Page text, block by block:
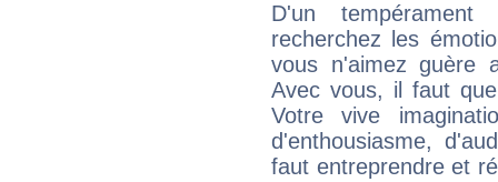
D'un
recherchez les
vous n'aimez guère
Avec vous, il faut
Votre vive
d'enthousiasme,
faut entreprendre et